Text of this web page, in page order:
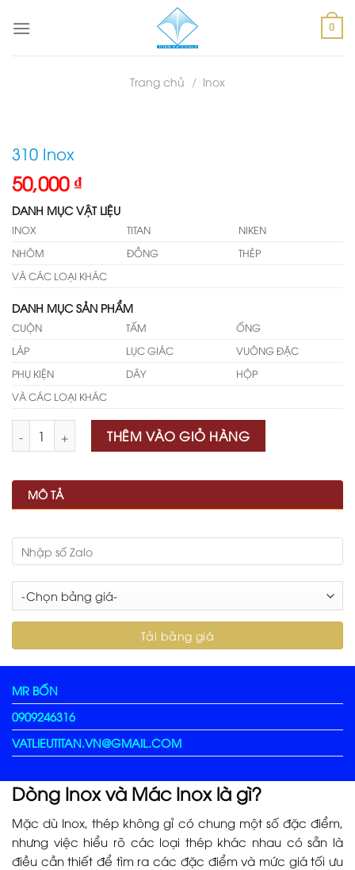
0
Trang chủ / Inox
310 Inox
50,000 ₫
DANH MỤC VẬT LIỆU
INOX TITAN
NIKEN
NHÔM
ĐỒNG
THÉP
VÀ CÁC LOẠI KHÁC
DANH MỤC SẢN PHẨM
CUỘN TẤM
ỐNG
LÁP
LỤC GIÁC
VUÔNG ĐẶC
PHỤ KIỆN
DÂY
HỘP
VÀ CÁC LOẠI KHÁC
Số lượng THÊM VÀO GIỎ HÀNG
MÔ TẢ
MR BỐN
0909246316
VATLIEUTITAN.VN@GMAIL.COM
Dòng Inox và Mác Inox là gì?
Mặc dù Inox, thép không gỉ có chung một số đặc điểm,
nhưng việc hiểu rõ các loại thép khác nhau có sẵn là
điều cần thiết để tìm ra các đặc điểm và mức giá tối ưu